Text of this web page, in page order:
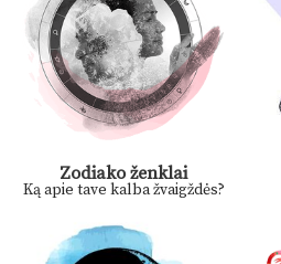
Zodiako ženklai
Ką apie tave kalba žvaigždės?